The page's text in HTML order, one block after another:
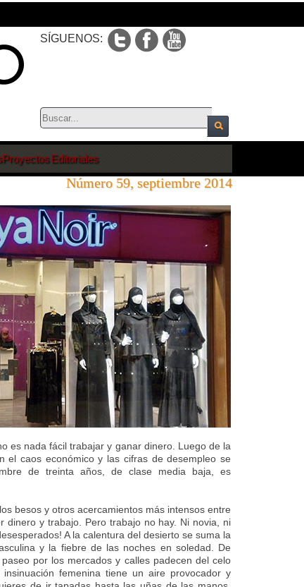
SÍGUENOS:
Proyectos Editoriales
Número 59, septiembre 2014
es nada fácil trabajar y ganar dinero. Luego de la
el caos económico y las cifras de desempleo se
de treinta años, de clase media baja, es
besos y otros acercamientos más intensos entre
dinero y trabajo. Pero trabajo no hay. Ni novia, ni
A la calentura del desierto se suma la
y la fiebre de las noches en soledad. De
por los mercados y calles padecen del celo
femenina tiene un aire provocador y